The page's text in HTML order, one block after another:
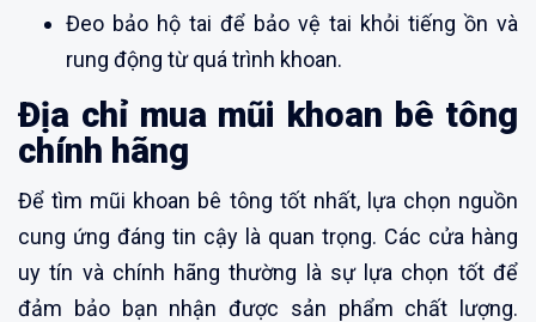
Đeo bảo hộ tai để bảo vệ tai khỏi tiếng ồn và
rung động từ quá trình khoan.
Địa chỉ mua mũi khoan bê tông
chính hãng
Để tìm mũi khoan bê tông tốt nhất, lựa chọn nguồn
cung ứng đáng tin cậy là quan trọng. Các cửa hàng
uy tín và chính hãng thường là sự lựa chọn tốt để
đảm bảo bạn nhận được sản phẩm chất lượng.